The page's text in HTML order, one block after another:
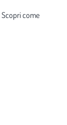
Scopri come